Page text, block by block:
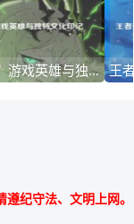
LOL抽烟梗，游戏英雄与独特文化印记
纪守法、文明上网。